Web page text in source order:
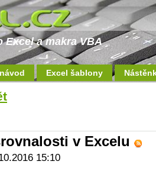
Excel a makra VBA
Excel šablony
v Excelu
15:10